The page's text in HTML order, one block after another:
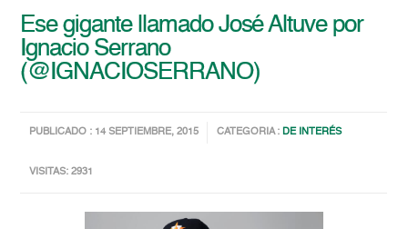
Ese gigante llamado José Altuve por
Ignacio Serrano
(@IGNACIOSERRANO)
PUBLICADO : 14 SEPTIEMBRE, 2015 CATEGORIA :DE INTERÉS
VISITAS: 2931